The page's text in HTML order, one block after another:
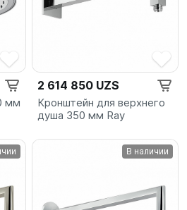
мм
2 614 850 UZS
Кронштейн для верхнего
душа 350 мм Ray
В наличии